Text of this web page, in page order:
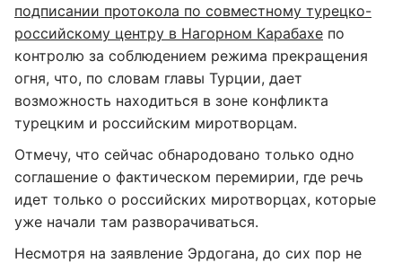
подписании протокола по совместному турецко-
российскому центру в Нагорном Карабахе по
контролю за соблюдением режима прекращения
огня, что, по словам главы Турции, дает
возможность находиться в зоне конфликта
турецким и российским миротворцам.
Отмечу, что сейчас обнародовано только одно
соглашение о фактическом перемирии, где речь
идет только о российских миротворцах, которые
уже начали там разворачиваться.
Несмотря на заявление Эрдогана, до сих пор не